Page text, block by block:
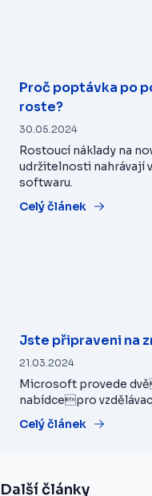
Proč poptávka po
roste?
30.05.2024
Rostoucí náklady na
udržitelnosti nahrávají
softwaru.
Celý článek
Jste připraveni na
21.03.2024
Microsoft provede
nabídcepro
Celý článek
Další články